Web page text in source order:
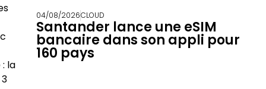
la
04/08/2026CLOUD
Santander lance une eSIM
bancaire dans son appli pour
160 pays